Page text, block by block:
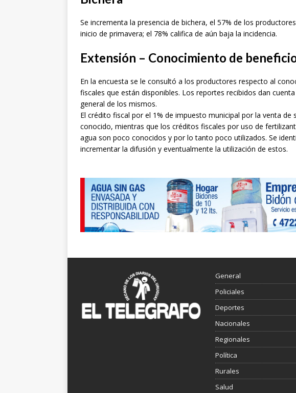
Se incrementa la presencia de bichera, el 57% de los
inicio de primavera; el 78% califica de aún baja la incidencia.
Extensión – Conocimiento de
En la encuesta se le consultó a los productores respecto al
fiscales que están disponibles. Los reportes recibidos dan
general de los mismos.
El crédito fiscal por el 1% de impuesto municipal por la venta
conocido, mientras que los créditos fiscales por uso de
agua son poco conocidos y por lo tanto poco utilizados. Se
incrementar la difusión y eventualmente la utilización de estos.
General
Policiales
Deportes
Nacionales
Regionales
Política
Rurales
Salud